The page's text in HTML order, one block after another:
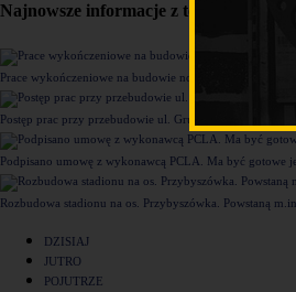
Najnowsze informacje z tego działu
Prace wykończeniowe na budowie nowego komisariatu
Postęp prac przy przebudowie ul. Grunwaldzkiej
Podpisano umowę z wykonawcą PCLA. Ma być gotowe
Rozbudowa stadionu na os. Przybyszówka. Powstaną
DZISIAJ
JUTRO
POJUTRZE